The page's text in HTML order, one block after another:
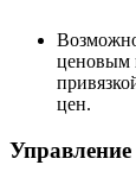
ценовым
цен.